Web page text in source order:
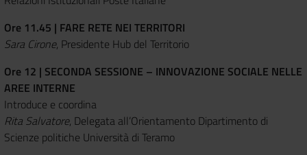
Ore 11.45 | FARE RETE NEI TERRITORI
Sara Cirone, Presidente Hub del Territorio
Ore 12 | SECONDA SESSIONE – INNOVAZIONE SOCIALE NELLE
AREE INTERNE
Introduce e coordina
Rita Salvatore, Delegata all’Orientamento Dipartimento di
Scienze politiche Università di Teramo